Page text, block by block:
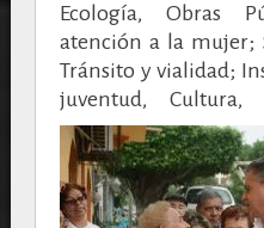
Ecología, Obras
atención a la mujer;
Tránsito y vialidad;
juventud,